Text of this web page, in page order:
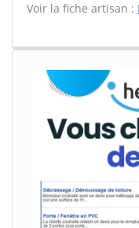
Voir la fiche artisan :